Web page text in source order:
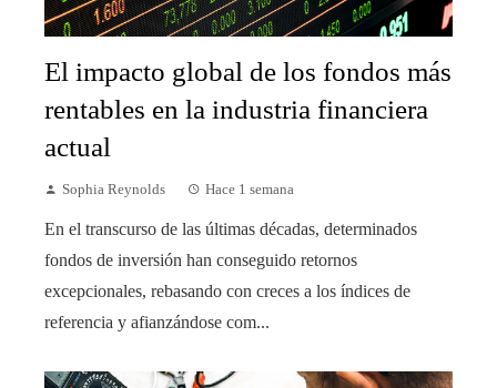
El impacto global de los fondos más
rentables en la industria financiera
actual
Sophia Reynolds Hace 1 semana
En el transcurso de las últimas décadas, determinados
fondos de inversión han conseguido retornos
excepcionales, rebasando con creces a los índices de
referencia y afianzándose com...